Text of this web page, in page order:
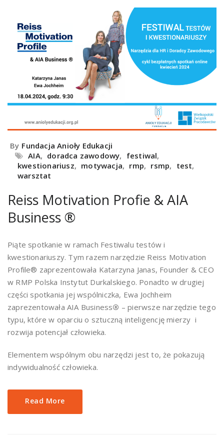
By Fundacja Anioły Edukacji
AIA, doradca zawodowy, festiwal,
kwestionariusz, motywacja, rmp, rsmp, test,
warsztat
Reiss Motivation Profie & AIA
Business ®
Piąte spotkanie w ramach Festiwalu testów i
kwestionariuszy. Tym razem narzędzie Reiss Motivation
Profile® zaprezentowała Katarzyna Janas, Founder & CEO
w RMP Polska Instytut Durkalskiego. Ponadto w drugiej
części spotkania jej wspólniczka, Ewa Jochheim
zaprezentowała AIA Business® – pierwsze narzędzie tego
typu, które w oparciu o sztuczną inteligencję mierzy i
rozwija potencjał człowieka.
Elementem wspólnym obu narzędzi jest to, że pokazują
indywidualność człowieka.
Read More